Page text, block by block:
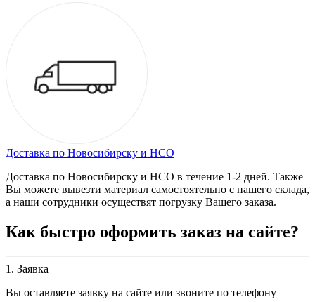
Доставка по Новосибирску и НСО
Доставка по Новосибирску и НСО в течение 1-2 дней. Также
Вы можете вывезти материал самостоятельно с нашего склада,
а наши сотрудники осуществят погрузку Вашего заказа.
Как быстро оформить заказ на сайте?
1. Заявка
Вы оставляете заявку на сайте или звоните по телефону